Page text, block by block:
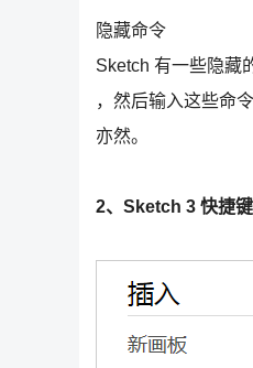
隐藏命令
Sketch 有一些隐藏
，然后输入这些命
亦然。
2、Sketch 3 快捷键